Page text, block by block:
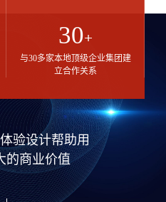
30+
与30多家本地顶级企业集团建
立合作关系
验设计帮助用
的商业价值